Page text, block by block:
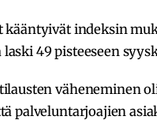
kääntyivät indeksin
49 pisteeseen
väheneminen
palveluntarjoajien